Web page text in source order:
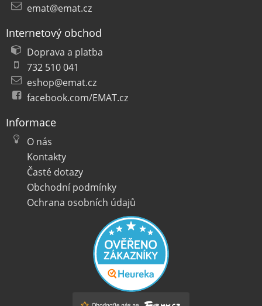
emat@emat.cz
Internetový obchod
Doprava a platba
732 510 041
eshop@emat.cz
facebook.com/EMAT.cz
Informace
O nás
Kontakty
Časté dotazy
Obchodní podmínky
Ochrana osobních údajů